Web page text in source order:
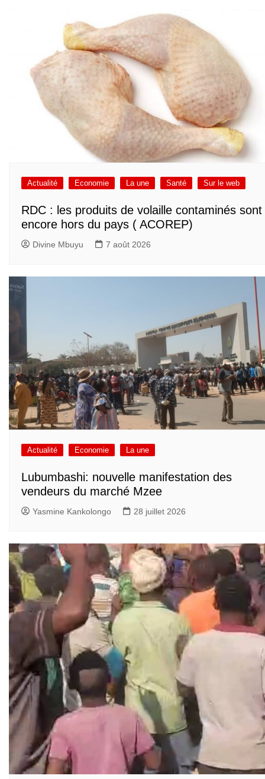
Actualité Economie La une Santé Sur le web
RDC : les produits de volaille contaminés sont
encore hors du pays ( ACOREP)
Divine Mbuyu 7 août 2026
Actualité Economie La une
Lubumbashi: nouvelle manifestation des
vendeurs du marché Mzee
Yasmine Kankolongo 28 juillet 2026